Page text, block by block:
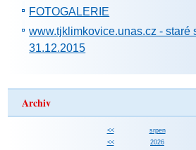
FOTOGALERIE
www.tjklimkovice.unas.cz - staré
31.12.2015
Archiv
<< srpen
<<
2026